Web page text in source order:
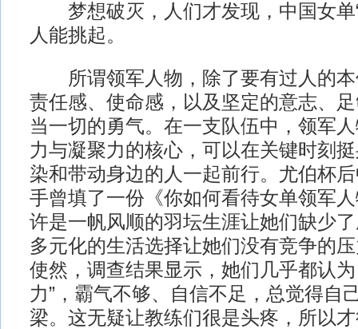
梦想破灭，人们才发现，中国女单
人能挑起。
所谓领军人物，除了要有过人的本
责任感、使命感，以及坚定的意志、
当一切的勇气。在一支队伍中，领军
力与凝聚力的核心，可以在关键时刻
染和带动身边的人一起前行。尤伯杯
手曾填了一份《你如何看待女单领军
许是一帆风顺的羽坛生涯让她们缺少
多元化的生活选择让她们没有竞争的
使然，调查结果显示，她们几乎都认为
力”，霸气不够、自信不足，总觉得自
梁。这无疑让教练们很是头疼，所以才